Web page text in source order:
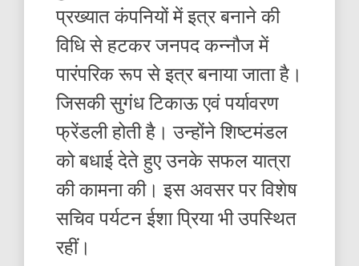
प्रख्यात कंपनियों में इत्र बनाने की
विधि से हटकर जनपद कन्नौज में
पारंपरिक रूप से इत्र बनाया जाता है।
जिसकी सुगंध टिकाऊ एवं पर्यावरण
फ्रेंडली होती है। उन्होंने शिष्टमंडल
को बधाई देते हुए उनके सफल यात्रा
की कामना की। इस अवसर पर विशेष
सचिव पर्यटन ईशा प्रिया भी उपस्थित
रहीं।